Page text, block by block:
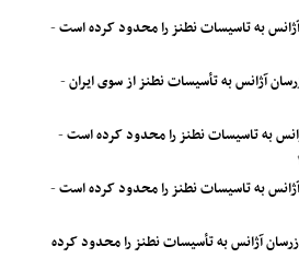
به تاسیسات نطنز را محدود کرده است-
آژانس به تأسیسات نطنز از سوی ایران-
به تاسیسات نطنز را محدود کرده است-
به تاسیسات نطنز را محدود کرده است-
آژانس به تأسیسات نطنز را محدود کرده